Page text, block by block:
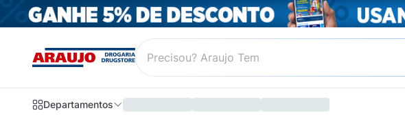
Departamentos